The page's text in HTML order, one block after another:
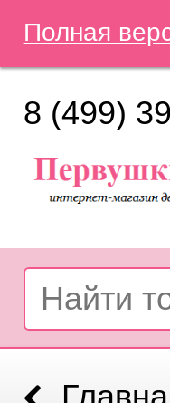
Полная
8 (499)